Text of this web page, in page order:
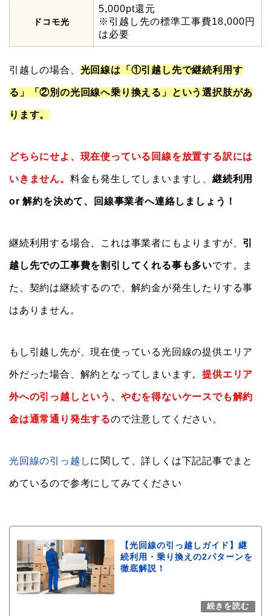
ドコモ光
5,000pt還元
※引越し先の標準工事費18,000円
は必要
引越しの場合、 光回線は「①引越し先で継続利用す
る」「②別の光回線へ乗り換える」という選択肢があ
ります。
どちらにせよ、現在使っている回線を放置する訳には
いきません。 料金も発生してしまいますし、継続利用
or 解約を決めて、回線事業者へ連絡しましょう！
継続利用する場合、これは事業者にもよりますが、 引
越し先での工事費を割引してくれる事も多いです。ま
た、契約は継続するので、解約金が発生したりする事
はありません。
もし引越し先が、現在使っている光回線の提供エリア
外だった場合、解約となってしまいます。提供エリア
外への引っ越しという、やむを得ないケースでも解約
金は通常通り発生するので注意してください。
光回線の引っ越しに関して、詳しくは下記記事でまと
めているので参考にしてみてください
【光回線の引っ越しガイド】継
続利用・乗り換えの2パターンを
徹底解説！